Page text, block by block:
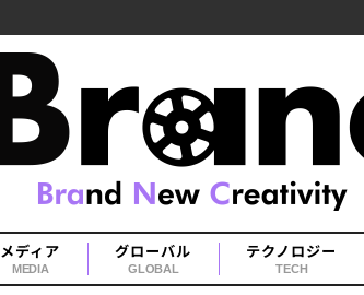
メディア
MEDIA
グローバル
GLOBAL
テクノロジー
TECH